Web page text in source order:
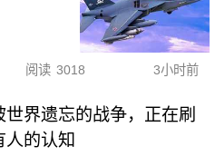
阅读 3018 3小时前
世界遗忘的战争，正在刷
人的认知